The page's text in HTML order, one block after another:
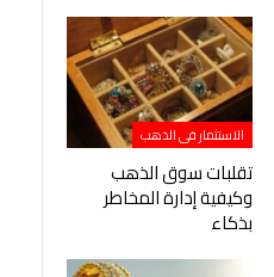
الاستثمار فى الذهب
تقلبات سوق الذهب
وكيفية إدارة المخاطر
بذكاء